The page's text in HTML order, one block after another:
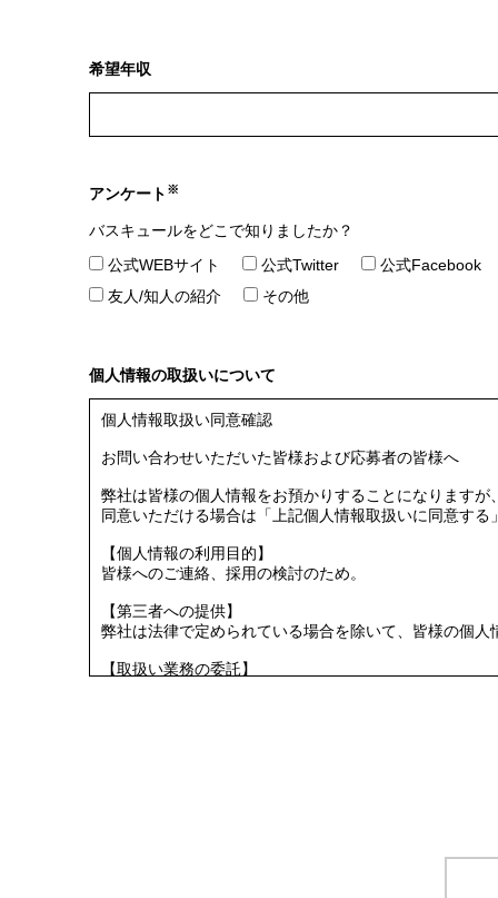
希望年収
アンケート ※
バスキュールをどこで知りましたか？
公式WEBサイト
公式Twitter
公式Facebook
友人/知人の紹介
その他
個人情報の取扱いについて
個人情報取扱い同意確認
お問い合わせいただいた皆様および応募者の皆様へ
弊社は皆様の個人情報をお預かりすることになります
同意いただける場合は「上記個人情報取扱いに同意す
【個人情報の利用目的】
皆様へのご連絡、採用の検討のため。
【第三者への提供】
弊社は法律で定められている場合を除いて、皆様の個
【取扱い業務の委託】